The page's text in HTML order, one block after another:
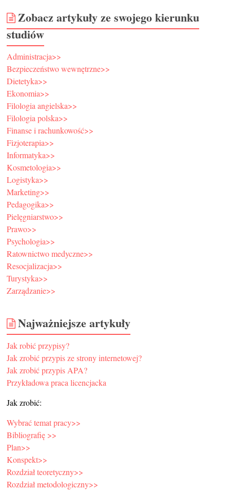
Zobacz artykuły ze swojego kierunku
studiów
Administracja>>
Bezpieczeństwo wewnętrzne>>
Dietetyka>>
Ekonomia>>
Filologia angielska>>
Filologia polska>>
Finanse i rachunkowość>>
Fizjoterapia>>
Informatyka>>
Kosmetologia>>
Logistyka>>
Marketing>>
Pedagogika>>
Pielęgniarstwo>>
Prawo>>
Psychologia>>
Ratownictwo medyczne>>
Resocjalizacja>>
Turystyka>>
Zarządzanie>>
Najważniejsze artykuły
Jak robić przypisy?
Jak zrobić przypis ze strony internetowej?
Jak zrobić przypis APA?
Przykładowa praca licencjacka
Jak zrobić:
Wybrać temat pracy>>
Bibliografię >>
Plan>>
Konspekt>>
Rozdział teoretyczny>>
Rozdział metodologiczny>>